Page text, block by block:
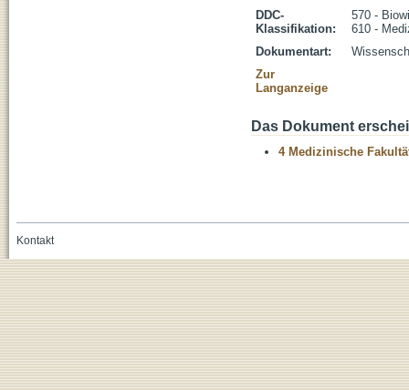
DDC-
Klassifikation:
570 -
610 -
Dokumentart:
Zur
Langanzeige
Das Dokument
4 Medizinische
Kontakt